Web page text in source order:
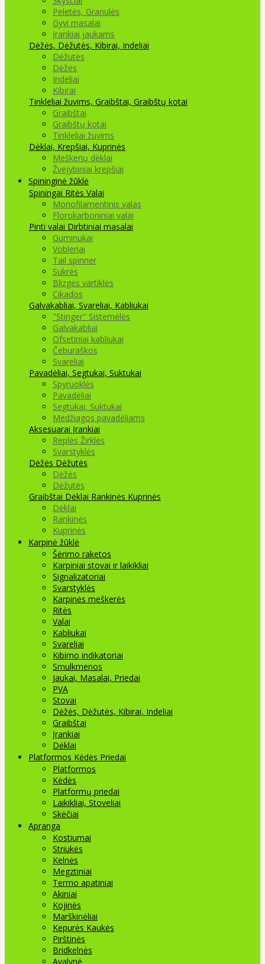
Peletės, Granulės
Gyvi masalai
Įrankiai jaukams
Dėžės, Dėžutės, Kibirai, Indeliai
Dėžutės
Dėžės
Indeliai
Kibirai
Tinkleliai žuvims, Graibštai, Graibštų kotai
Graibštai
Graibštų kotai
Tinkleliai žuvims
Dėklai, Krepšiai, Kuprinės
Meškerių dėklai
Žvejybiniai krepšiai
Spininginė žūklė
Spiningai Ritės Valai
Monofilamentinis valas
Florokarboniniai valai
Pinti valai Dirbtiniai masalai
Guminukai
Vobleriai
Tail spinner
Sukrės
Blizgės vartiklės
Cikados
Galvakabliai, Svareliai, Kabliukai
"Stinger" Sistemėlės
Galvakabliai
Ofsetiniai kabliukai
Čeburaškos
Svareliai
Pavadėliai, Segtukai, Suktukai
Spyruoklės
Pavadėliai
Segtukai, Suktukai
Medžiagos pavadėliams
Aksesuarai Įrankiai
Replės Žirklės
Svarstyklės
Dėžės Dėžutės
Dėžės
Dėžutės
Graibštai Dėklai Rankinės Kuprinės
Dėklai
Rankinės
Kuprinės
Karpinė žūklė
Šėrimo raketos
Karpiniai stovai ir laikikliai
Signalizatoriai
Svarstyklės
Karpinės meškerės
Ritės
Valai
Kabliukai
Svareliai
Kibimo indikatoriai
Smulkmenos
Jaukai, Masalai, Priedai
PVA
Stovai
Dėžės, Dėžutės, Kibirai, Indeliai
Graibštai
Įrankiai
Dėklai
Platformos Kėdės Priedai
Platformos
Kėdės
Platformų priedai
Laikikliai, Stoveliai
Skėčiai
Apranga
Kostiumai
Striukės
Kelnės
Megztiniai
Termo apatiniai
Akiniai
Kojinės
Marškinėliai
Kepurės Kaukės
Pirštinės
Bridkelnės
Avalynė